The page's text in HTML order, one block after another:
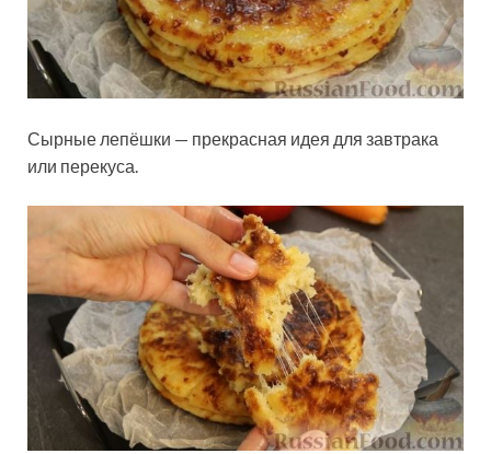
Сырные лепёшки — прекрасная идея для завтрака
или перекуса.